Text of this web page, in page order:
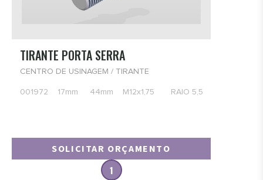
TIRANTE PORTA SERRA
CENTRO DE USINAGEM / TIRANTE
001972 17mm 44mm M12x1,75 RAIO 5,5
SOLICITAR ORÇAMENTO
1